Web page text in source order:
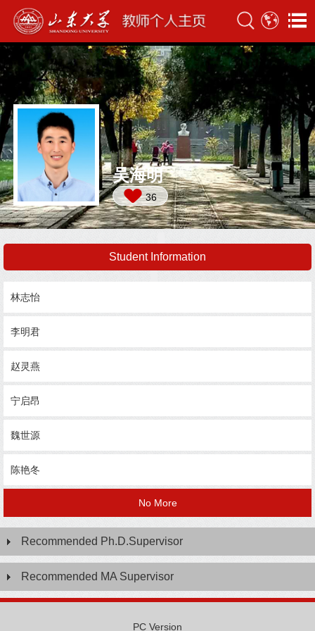
吴海明
36
Student Information
林志怡
李明君
赵灵燕
宁启昂
魏世源
陈艳冬
No More
Recommended Ph.D.Supervisor
Recommended MA Supervisor
PC Version